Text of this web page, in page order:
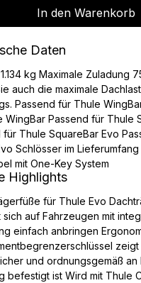
In den Warenkorb
Daten
kg Maximale Zuladung
auch die maximale
Passend für Thule
WingBar Passend für Thule
für Thule SquareBar Evo
Schlösser im
mit One-Key System
Highlights
für Thule Evo
sich auf Fahrzeugen mit
einfach anbringen
und ordnungsgemäß an
befestigt ist Wird mit Thule